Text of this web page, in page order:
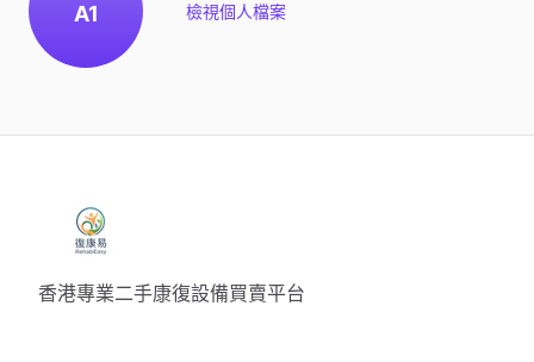
A1 檢視個人檔案
香港專業二手康復設備買賣平台